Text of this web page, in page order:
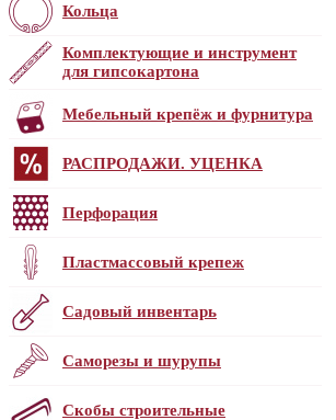
Кольца
Комплектующие и инструмент
для гипсокартона
Мебельный крепёж и фурнитура
РАСПРОДАЖИ. УЦЕНКА
Перфорация
Пластмассовый крепеж
Садовый инвентарь
Саморезы и шурупы
Скобы строительные